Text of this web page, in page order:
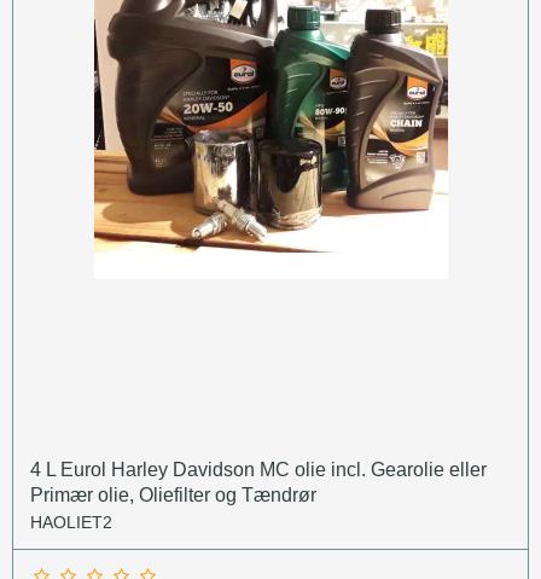
4 L Eurol Harley Davidson MC olie incl. Gearolie eller
Primær olie, Oliefilter og Tændrør
HAOLIET2